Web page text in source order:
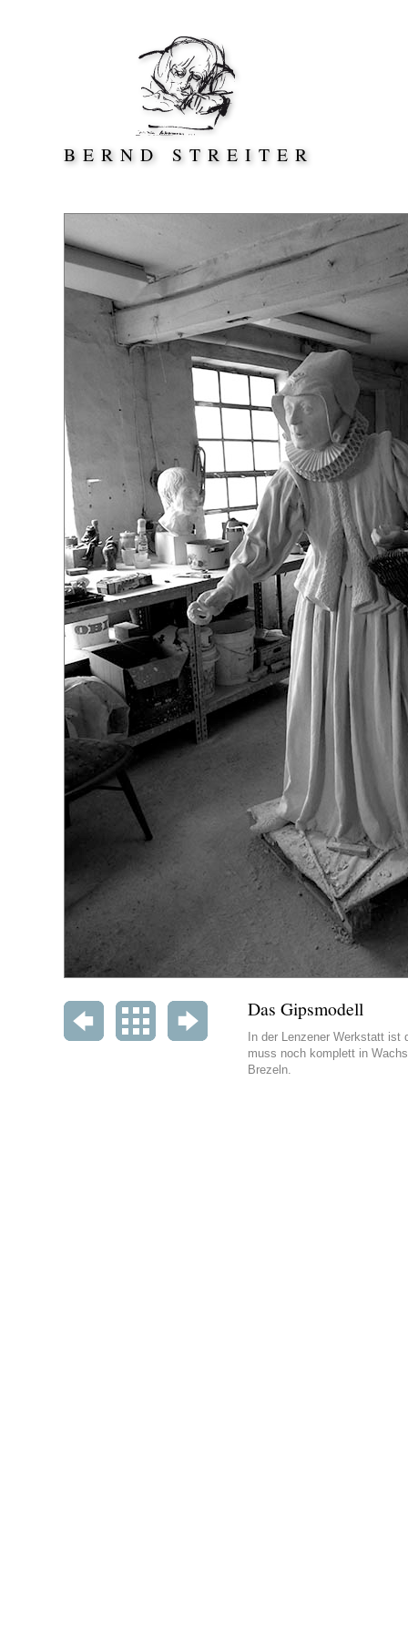
BERND STREITER
Das Gipsmodell
In der Lenzener Werkstatt ist
muss noch komplett in
Brezeln.